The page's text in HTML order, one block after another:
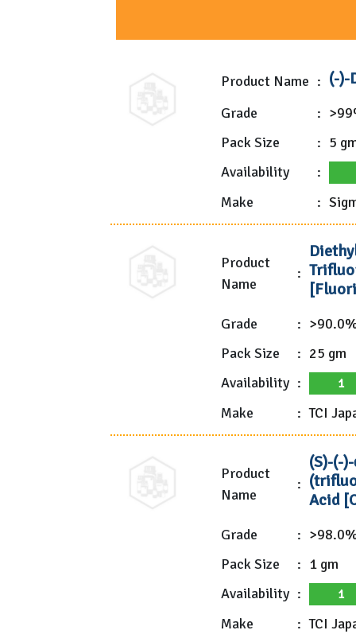
Product Name : (-)-
Grade :
Pack Size
: 5
Availability
:
Make
:
Product
Name
:
Grade :
Pack Size
: 25 gm
Availability : 1
Make : TCI
Product
Name
:
(S)-(-
Acid
Grade :
Pack Size
: 1 gm
Availability : 1
Make : TCI